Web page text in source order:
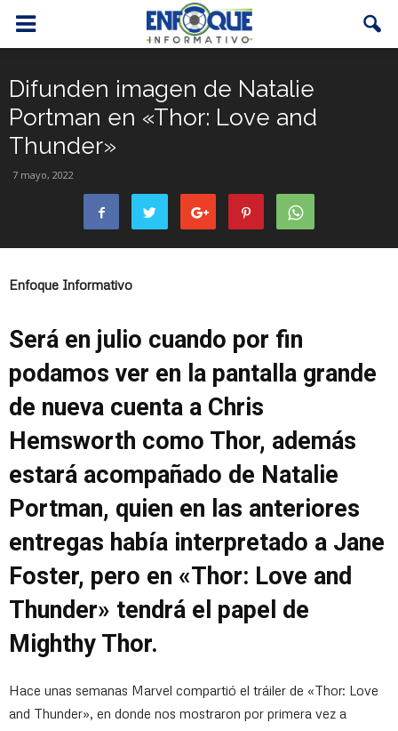
Difunden imagen de Natalie
Portman en «Thor: Love and
Thunder»
7 mayo, 2022
Enfoque Informativo
Será en julio cuando por fin
podamos ver en la pantalla grande
de nueva cuenta a Chris
Hemsworth como Thor, además
estará acompañado de Natalie
Portman, quien en las anteriores
entregas había interpretado a Jane
Foster, pero en «Thor: Love and
Thunder» tendrá el papel de
Mighthy Thor.
Hace unas semanas Marvel compartió el tráiler de «Thor: Love
and Thunder», en donde nos mostraron por primera vez a